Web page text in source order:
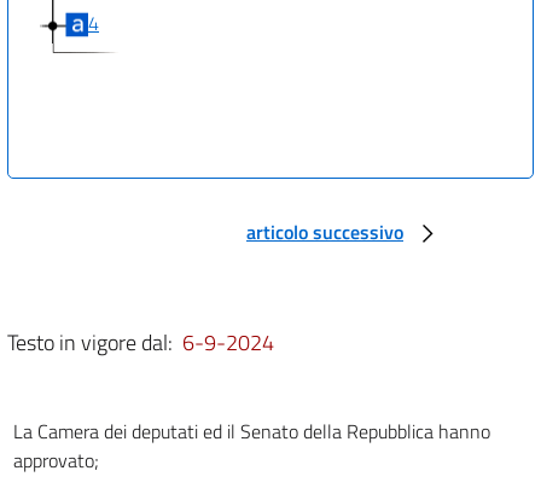
4
articolo successivo
Testo in vigore dal: 6-9-2024
La Camera dei deputati ed il Senato della Repubblica hanno
approvato;